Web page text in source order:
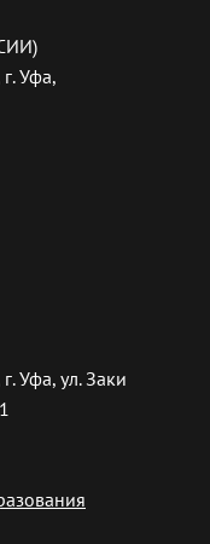
Уфа,
Уфа, ул. Заки